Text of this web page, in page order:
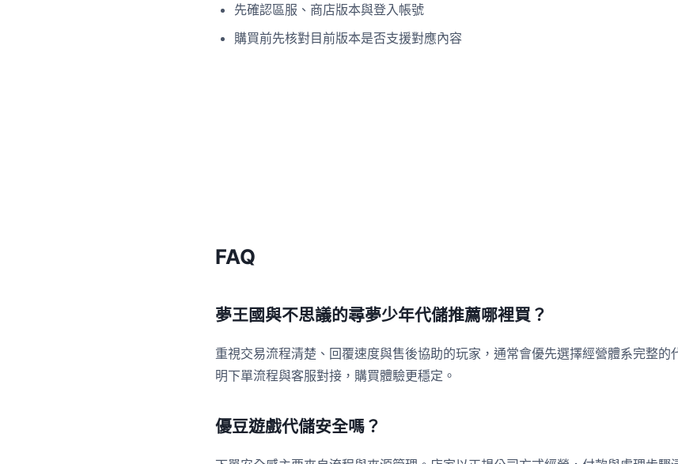
先確認區服、商店版本與登入帳號
購買前先核對目前版本是否支援對應內容
FAQ
夢王國與不思議的尋夢少年代儲推薦哪裡買？
重視交易流程清楚、回覆速度與售後協助的玩家，通常會優先選擇經營體系完整的
明下單流程與客服對接，購買體驗更穩定。
優豆遊戲代儲安全嗎？